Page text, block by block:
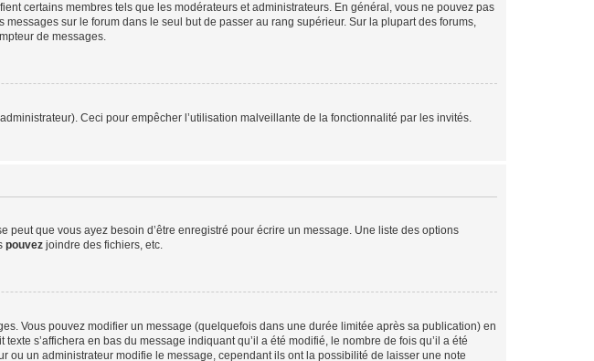
certains membres tels que les modérateurs et administrateurs. En général, vous ne pouvez pas
sur le forum dans le seul but de passer au rang supérieur. Sur la plupart des forums,
de messages.
Ceci pour empêcher l’utilisation malveillante de la fonctionnalité par les invités.
que vous ayez besoin d’être enregistré pour écrire un message. Une liste des options
pouvez joindre des fichiers, etc.
Vous pouvez modifier un message (quelquefois dans une durée limitée après sa publication) en
s’affichera en bas du message indiquant qu’il a été modifié, le nombre de fois qu’il a été
ou un administrateur modifie le message, cependant ils ont la possibilité de laisser une note